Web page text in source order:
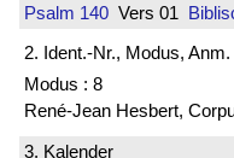
Psalm 140 Vers 01
2. Ident.-Nr., Modus, Anm.
Modus : 8
René-Jean Hesbert,
3. Kalender